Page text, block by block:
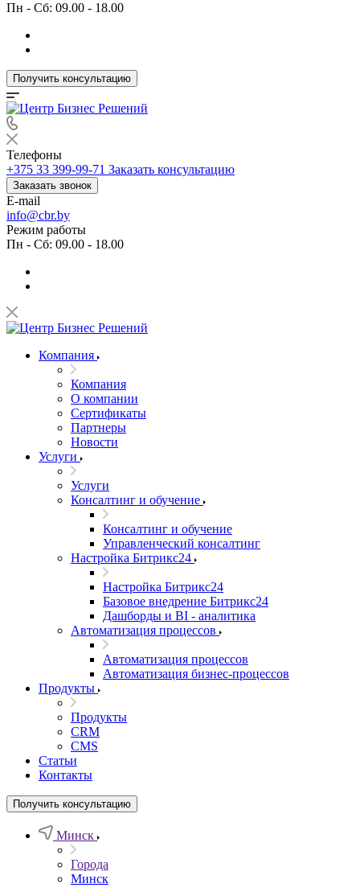
Пн - Сб: 09.00 - 18.00
Получить консультацию
Телефоны
+375 33 399-99-71 Заказать консультацию
Заказать звонок
E-mail
info@cbr.by
Режим работы
Пн - Сб: 09.00 - 18.00
Компания
Компания
О компании
Сертификаты
Партнеры
Новости
Услуги
Услуги
Консалтинг и обучение
Консалтинг и обучение
Управленческий консалтинг
Настройка Битрикс24
Настройка Битрикс24
Базовое внедрение Битрикс24
Дашборды и BI - аналитика
Автоматизация процессов
Автоматизация процессов
Автоматизация бизнес-процессов
Продукты
Продукты
CRM
CMS
Статьи
Контакты
Получить консультацию
Минск
Города
Минск